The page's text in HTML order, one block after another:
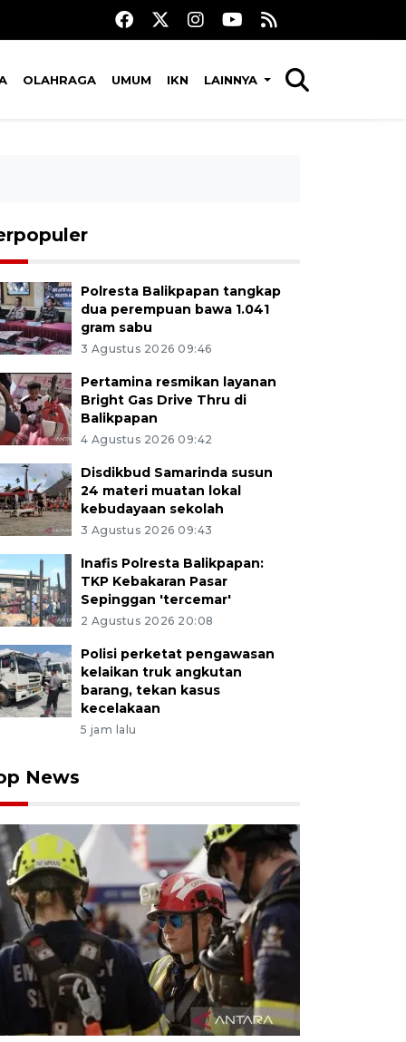
OLAHRAGA UMUM IKN LAINNYA
Polresta Balikpapan tangkap
dua perempuan bawa 1.041
gram sabu
3 Agustus 2026 09:46
Pertamina resmikan layanan
Bright Gas Drive Thru di
Balikpapan
4 Agustus 2026 09:42
Disdikbud Samarinda susun
24 materi muatan lokal
kebudayaan sekolah
3 Agustus 2026 09:43
Inafis Polresta Balikpapan:
TKP Kebakaran Pasar
Sepinggan 'tercemar'
2 Agustus 2026 20:08
Polisi perketat pengawasan
kelaikan truk angkutan
barang, tekan kasus
kecelakaan
5 jam lalu
News